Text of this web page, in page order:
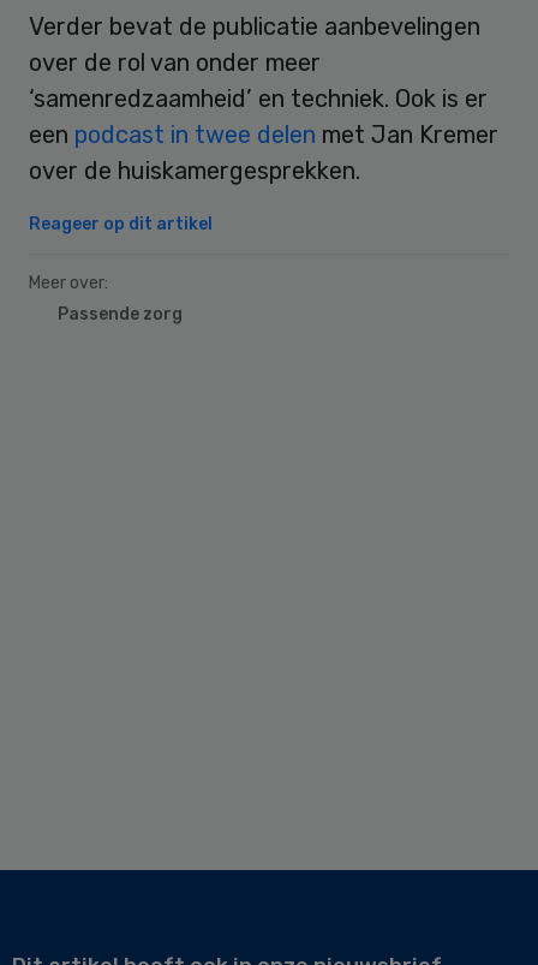
Verder bevat de publicatie aanbevelingen
over de rol van onder meer
‘samenredzaamheid’ en techniek. Ook is er
een podcast in twee delen met Jan Kremer
over de huiskamergesprekken.
Reageer op dit artikel
Meer over:
Passende zorg